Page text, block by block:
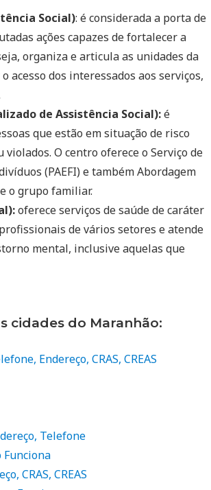
Social): é considerada a porta de
ações capazes de fortalecer a
organiza e articula as unidades da
dos interessados aos serviços,
de Assistência Social):é
que estão em situação de risco
O centro oferece o Serviço de
(PAEFI) e também Abordagem
o grupo familiar.
oferece serviços de saúde de caráter
de vários setores e atende
mental, inclusive aquelas que
cidades do Maranhão:
Endereço, CRAS, CREAS
Telefone
Funciona
CRAS, CREAS